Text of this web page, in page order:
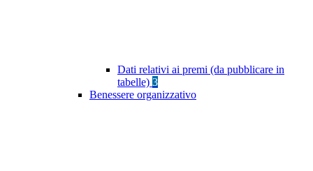
Dati relativi ai premi (da pubblicare in
tabelle) 3
Benessere organizzativo